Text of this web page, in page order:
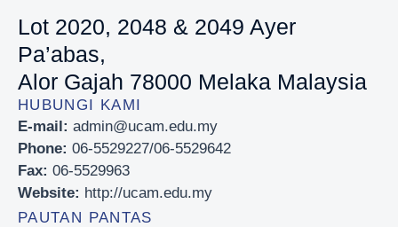
Lot 2020, 2048 & 2049 Ayer
Pa’abas,
Alor Gajah 78000 Melaka Malaysia
HUBUNGI KAMI
E-mail: admin@ucam.edu.my
Phone: 06-5529227/06-5529642
Fax: 06-5529963
Website: http://ucam.edu.my
PAUTAN PANTAS